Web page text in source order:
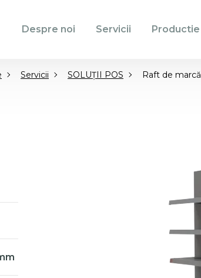
Despre noi Servicii Productie
Servicii SOLUȚII POS Raft de marcă